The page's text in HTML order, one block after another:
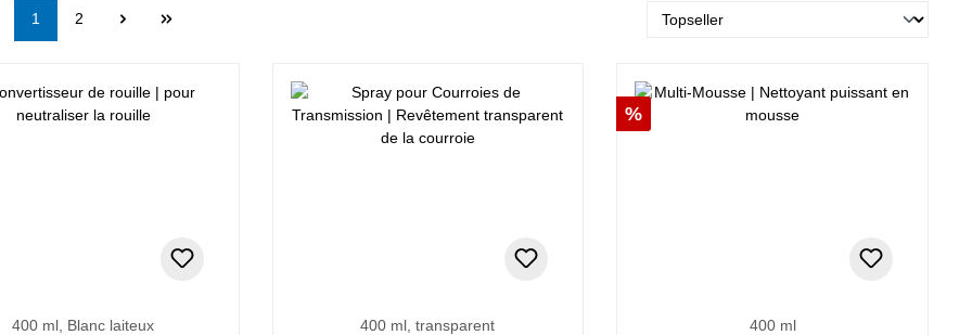
Page
1 Page
2
400 ml, Blanc laiteux 400 ml, transparent
Réduction
%
400 ml